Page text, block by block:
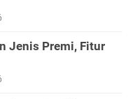
Jenis Premi, Fitur